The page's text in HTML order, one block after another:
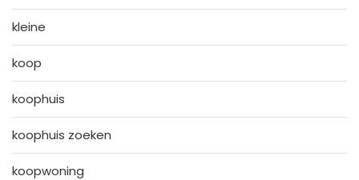
kleine
koop
koophuis
koophuis zoeken
koopwoning